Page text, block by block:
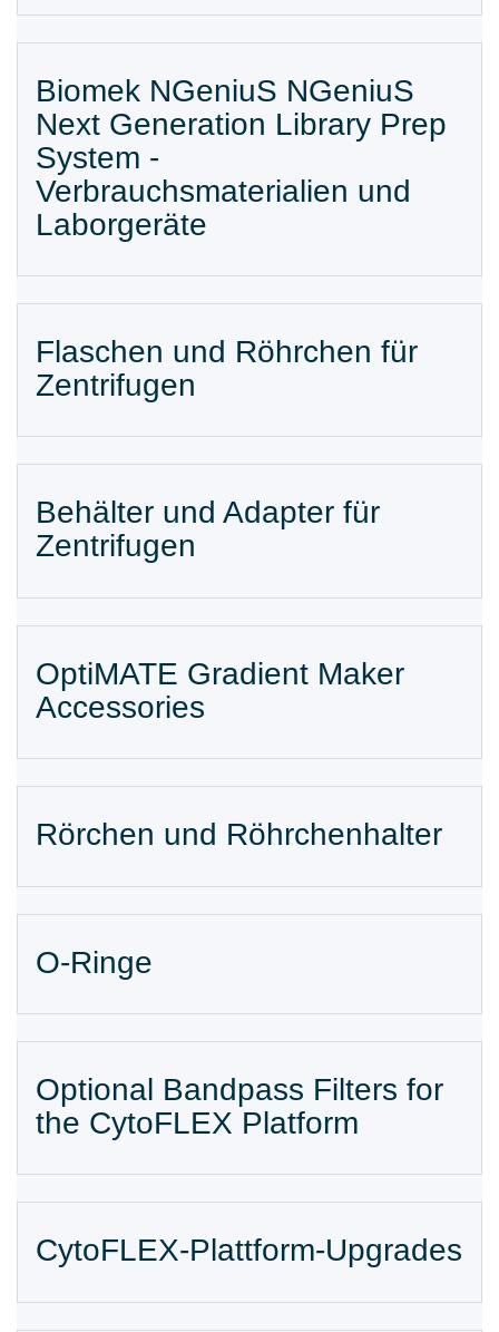
Biomek NGeniuS NGeniuS
Next Generation Library Prep
System -
Verbrauchsmaterialien und
Laborgeräte
Flaschen und Röhrchen für
Zentrifugen
Behälter und Adapter für
Zentrifugen
OptiMATE Gradient Maker
Accessories
Rörchen und Röhrchenhalter
O-Ringe
Optional Bandpass Filters for
the CytoFLEX Platform
CytoFLEX-Plattform-Upgrades